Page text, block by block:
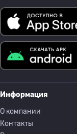
Информация
О компании
Контакты